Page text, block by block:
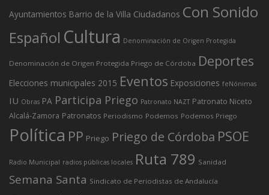
Ayuntamientos Barrio de la Villa Ciudadanos Con Sonido
Español Cultura Denominación de Origen Protegida
Denominación de Origen Protegida Priego de Córdoba Deportes
Elecciones municipales 2015 Eventos Exposiciones feNónimas
IU Obras PA Participa Priego Patronato NAZT Patronato Niceto
Alcalá-Zamora Patronatos Periodismo Podemos Podemos Priego
Política PP Priego Priego de Córdoba PSOE
Radio Municipal radios públicas locales Ruta 789 Sanidad
Semana Santa Sindicato de Periodistas de Andalucía